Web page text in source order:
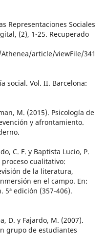
Representaciones Sociales
(2), 1-25. Recuperado
article/viewFile/341
social. Vol. II. Barcelona:
M. (2015). Psicología de
y afrontamiento.
C. F. y Baptista Lucio, P.
cualitativo:
de la literatura,
en el campo. En:
edición (357-406).
D. y Fajardo, M. (2007).
grupo de estudiantes